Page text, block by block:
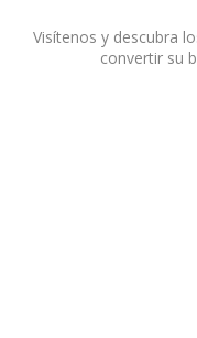
Visítenos y descubra
convertir su